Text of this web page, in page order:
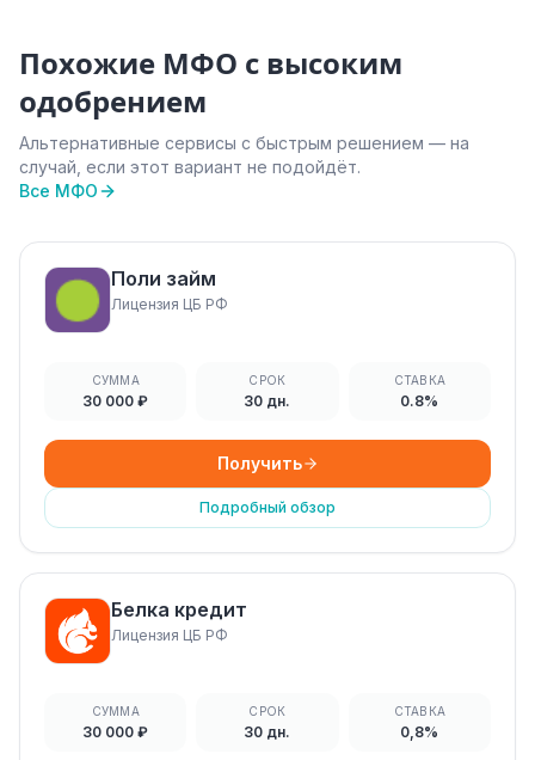
Похожие МФО с высоким
одобрением
Альтернативные сервисы с быстрым решением — на
случай, если этот вариант не подойдёт.
Все МФО
Поли займ
Лицензия ЦБ РФ
СУММА
30 000 ₽
СРОК
30 дн.
СТАВКА
0.8%
Получить
Подробный обзор
Белка кредит
Лицензия ЦБ РФ
СУММА
30 000 ₽
СРОК
30 дн.
СТАВКА
0,8%